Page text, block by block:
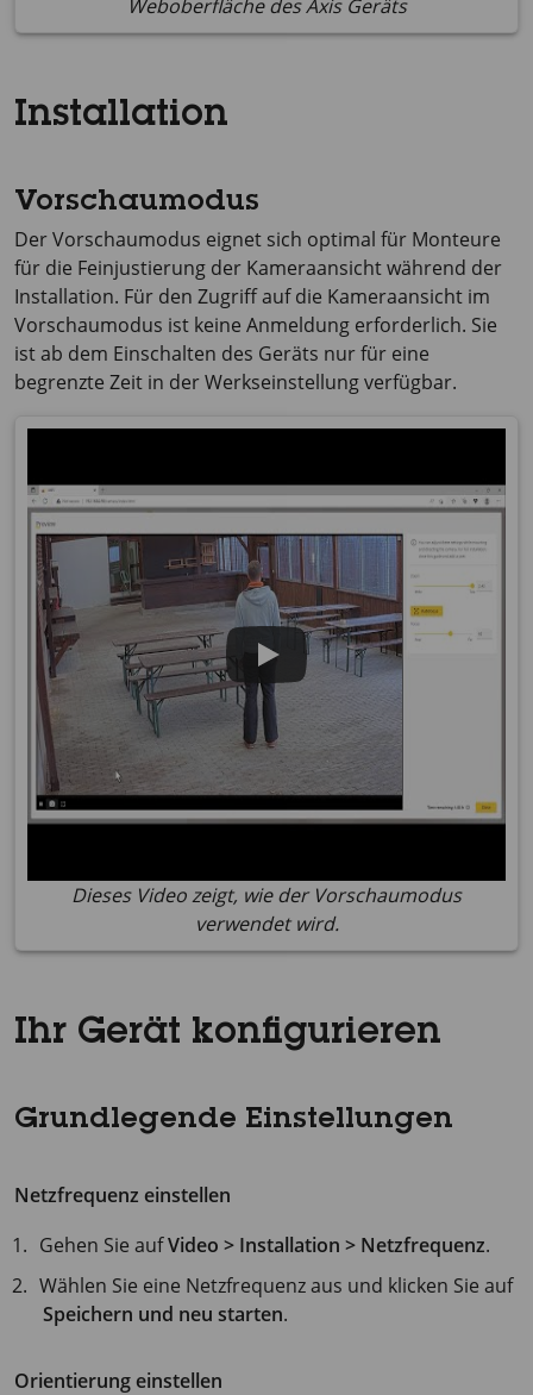
Weboberfläche des Axis Geräts
Installation
Vorschaumodus
Der Vorschaumodus eignet sich optimal für Monteure
für die Feinjustierung der Kameraansicht während der
Installation. Für den Zugriff auf die Kameraansicht im
Vorschaumodus ist keine Anmeldung erforderlich. Sie
ist ab dem Einschalten des Geräts nur für eine
begrenzte Zeit in der Werkseinstellung verfügbar.
Dieses Video zeigt, wie der Vorschaumodus
verwendet wird.
Ihr Gerät konfigurieren
Grundlegende Einstellungen
Netzfrequenz einstellen
Gehen Sie aufVideo > Installation > Netzfrequenz.
Wählen Sie eine Netzfrequenz aus und klicken Sie auf
Speichern und neu starten.
Orientierung einstellen